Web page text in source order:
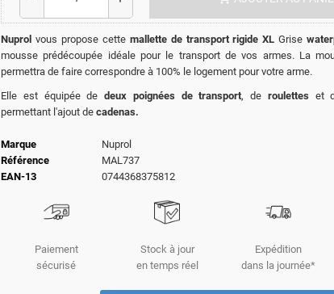
Nuprol vous propose cette mallette de transport rigide XL Grise
mousse prédécoupée idéale pour le transport de vos armes. La
permettra de faire correspondre à 100% le logement pour votre arme.
Elle est équipée dedeux poignées de transport, de rouletteset
permettant l'ajout de cadenas.
Marque
Nuprol
Référence
MAL737
EAN-13
0744368375812
Paiement
sécurisé
Stock à jour
en temps réel
Expédition
dans la journée*